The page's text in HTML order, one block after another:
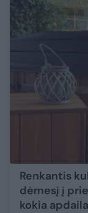
Renkantis
dėmesį į
kokia